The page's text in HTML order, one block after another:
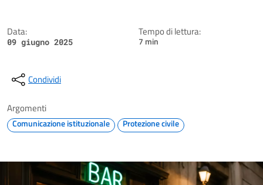
Data:
09 giugno 2025
Tempo di lettura:
7 min
Condividi
Argomenti
Comunicazione istituzionale Protezione civile